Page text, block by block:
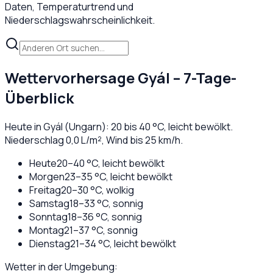
Daten, Temperaturtrend und
Niederschlagswahrscheinlichkeit.
WettervorhersageGyál – 7-Tage-
Überblick
Heute inGyál (Ungarn): 20 bis 40°C, leicht bewölkt.
Niederschlag0,0L/m², Wind bis25km/h.
Heute20–40°C, leicht bewölkt
Morgen23–35°C, leicht bewölkt
Freitag20–30°C, wolkig
Samstag18–33°C, sonnig
Sonntag18–36°C, sonnig
Montag21–37°C, sonnig
Dienstag21–34°C, leicht bewölkt
Wetter in der Umgebung: